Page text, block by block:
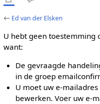
← Ed van der Elsken
U hebt geen toestemming
want:
De gevraagde
in de groep
U moet uw e-
bewerken. Voer uw e-